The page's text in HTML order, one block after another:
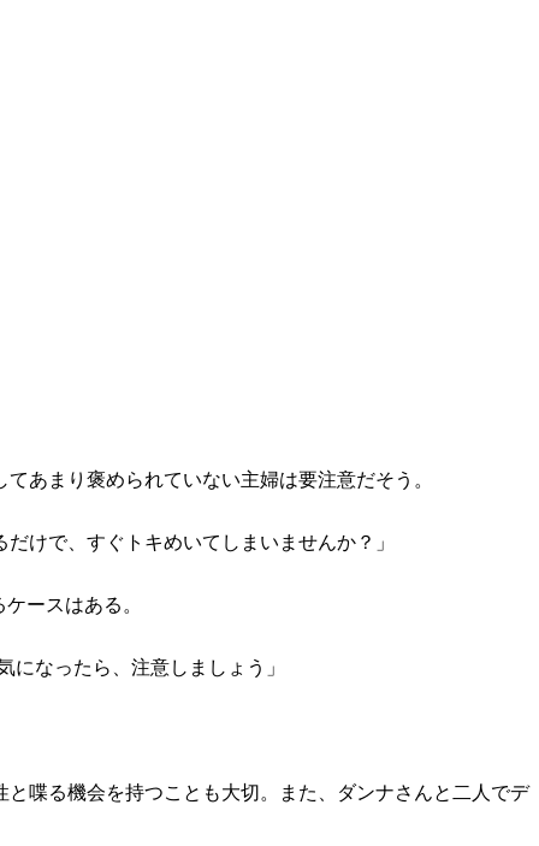
あまり褒められていない主婦は要注意だそう。
けで、すぐトキめいてしまいませんか？」
ースはある。
なったら、注意しましょう」
喋る機会を持つことも大切。また、ダンナさんと二人でデ